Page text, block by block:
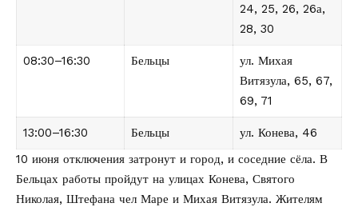
24, 25, 26, 26а,
28, 30
08:30–16:30 Бельцы
ул. Михая
Витязула, 65, 67,
69, 71
13:00–16:30 Бельцы
ул. Конева, 46
10 июня отключения затронут и город, и соседние сёла. В
Бельцах работы пройдут на улицах Конева, Святого
Николая, Штефана чел Маре и Михая Витязула. Жителям